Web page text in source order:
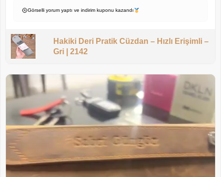
Görselli yorum yaptı ve indirim kuponu kazandı
Hakiki Deri Pratik Cüzdan – Hızlı Erişimli –
Gri | 2142